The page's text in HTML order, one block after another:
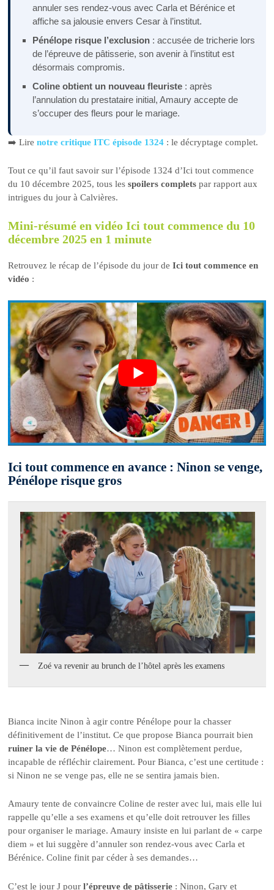
annuler ses rendez-vous avec Carla et Bérénice et
affiche sa jalousie envers Cesar à l’institut.
Pénélope risque l’exclusion : accusée de tricherie lors
de l’épreuve de pâtisserie, son avenir à l’institut est
désormais compromis.
Coline obtient un nouveau fleuriste : après
l’annulation du prestataire initial, Amaury accepte de
s’occuper des fleurs pour le mariage.
➡️ Lirenotre critique ITC épisode 1324 : le décryptage complet.
Tout ce qu’il faut savoir sur l’épisode 1324 d’Ici tout commence
du 10 décembre 2025, tous lesspoilers complets par rapport aux
intrigues du jour à Calvières.
Mini-résumé en vidéo Ici tout commence du 10
décembre 2025 en 1 minute
Retrouvez le récap de l’épisode du jour deIci tout commence en
vidéo :
Ici tout commence en avance : Ninon se venge,
Pénélope risque gros
Zoé va revenir au brunch de l’hôtel après les examens
Bianca incite Ninon à agir contre Pénélope pour la chasser
définitivement de l’institut. Ce que propose Bianca pourrait bien
ruiner la vie de Pénélope… Ninon est complètement perdue,
incapable de réfléchir clairement. Pour Bianca, c’est une certitude :
si Ninon ne se venge pas, elle ne se sentira jamais bien.
Amaury tente de convaincre Coline de rester avec lui, mais elle lui
rappelle qu’elle a ses examens et qu’elle doit retrouver les filles
pour organiser le mariage. Amaury insiste en lui parlant de « carpe
diem » et lui suggère d’annuler son rendez-vous avec Carla et
Bérénice. Coline finit par céder à ses demandes…
C’est le jour J pourl’épreuve de pâtisserie : Ninon, Gary et